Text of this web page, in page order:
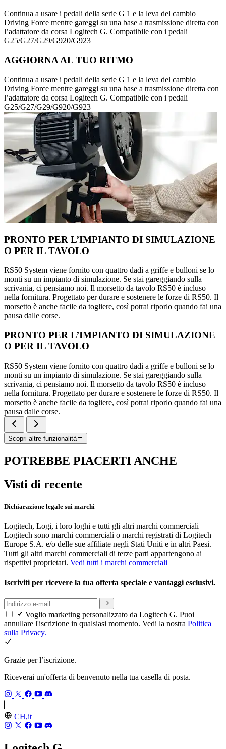
Continua a usare i pedali della serie G 1 e la leva del cambio
Driving Force mentre gareggi su una base a trasmissione diretta con
l’adattatore da corsa Logitech G. Compatibile con i pedali
G25/G27/G29/G920/G923
AGGIORNA AL TUO RITMO
Continua a usare i pedali della serie G 1 e la leva del cambio
Driving Force mentre gareggi su una base a trasmissione diretta con
l’adattatore da corsa Logitech G. Compatibile con i pedali
G25/G27/G29/G920/G923
PRONTO PER L’IMPIANTO DI SIMULAZIONE
O PER IL TAVOLO
RS50 System viene fornito con quattro dadi a griffe e bulloni se lo
monti su un impianto di simulazione. Se stai gareggiando sulla
scrivania, ci pensiamo noi. Il morsetto da tavolo RS50 è incluso
nella fornitura. Progettato per durare e sostenere le forze di RS50. Il
morsetto è anche facile da togliere, così potrai riporlo quando fai una
pausa dalle corse.
PRONTO PER L’IMPIANTO DI SIMULAZIONE
O PER IL TAVOLO
RS50 System viene fornito con quattro dadi a griffe e bulloni se lo
monti su un impianto di simulazione. Se stai gareggiando sulla
scrivania, ci pensiamo noi. Il morsetto da tavolo RS50 è incluso
nella fornitura. Progettato per durare e sostenere le forze di RS50. Il
morsetto è anche facile da togliere, così potrai riporlo quando fai una
pausa dalle corse.
Scopri altre funzionalità
POTREBBE PIACERTI ANCHE
Visti di recente
Dichiarazione legale sui marchi
Logitech, Logi, i loro loghi e tutti gli altri marchi commerciali
Logitech sono marchi commerciali o marchi registrati di Logitech
Europe S.A. e/o delle sue affiliate negli Stati Uniti e in altri Paesi.
Tutti gli altri marchi commerciali di terze parti appartengono ai
rispettivi proprietari. Vedi tutti i marchi commerciali
Iscriviti per ricevere la tua offerta speciale e vantaggi esclusivi.
Voglio marketing personalizzato da Logitech G. Puoi
annullare l'iscrizione in qualsiasi momento. Vedi la nostra Politica
sulla Privacy.
Grazie per l’iscrizione.
Riceverai un'offerta di benvenuto nella tua casella di posta.
CH,it